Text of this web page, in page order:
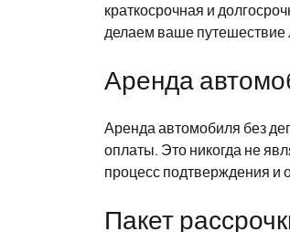
краткосрочная и
делаем ваше путешествие
Аренда
Аренда автомобиля без
оплаты. Это никогда не
процесс подтверждения и
Пакет